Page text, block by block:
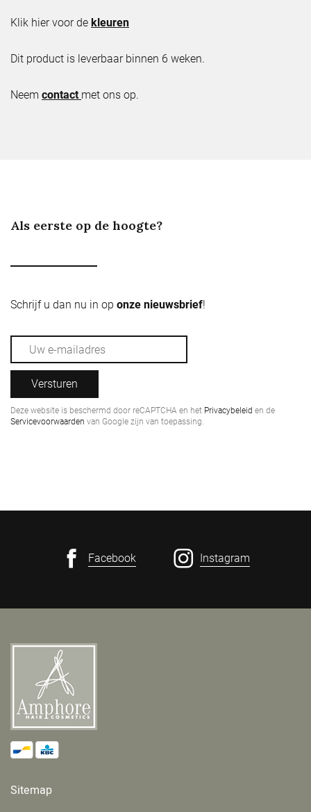
Klik hier voor de kleuren
Dit product is leverbaar binnen 6 weken.
Neem contact met ons op.
Als eerste op de hoogte?
Schrijf u dan nu in op onze nieuwsbrief!
Versturen
Deze website is beschermd door reCAPTCHA en het Privacybeleid en de
Servicevoorwaarden van Google zijn van toepassing.
Facebook Instagram
Sitemap